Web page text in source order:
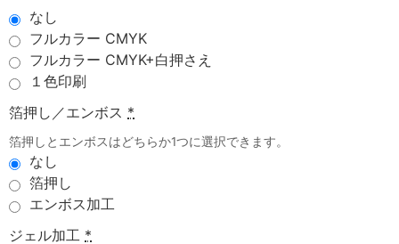
なし
フルカラー CMYK
フルカラー CMYK+白押さえ
１色印刷
箔押し／エンボス *
箔押しとエンボスはどちらか1つに選択できます。
なし
箔押し
エンボス加工
ジェル加工 *